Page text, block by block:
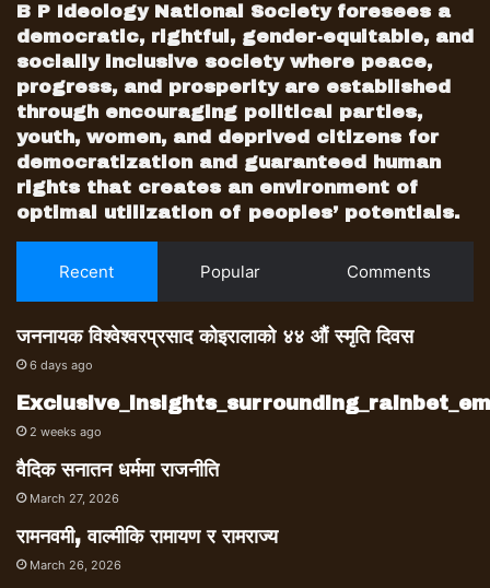
B P Ideology National Society foresees a
democratic, rightful, gender-equitable, and
socially inclusive society where peace,
progress, and prosperity are established
through encouraging political parties,
youth, women, and deprived citizens for
democratization and guaranteed human
rights that creates an environment of
optimal utilization of peoples’ potentials.
Recent Popular Comments
जननायक विश्वेश्वरप्रसाद कोइरालाको ४४ औं स्मृति दिवस
6 days ago
2 weeks ago
वैदिक सनातन धर्ममा राजनीति
March 27, 2026
रामनवमी, वाल्मीकि रामायण र रामराज्य
March 26, 2026